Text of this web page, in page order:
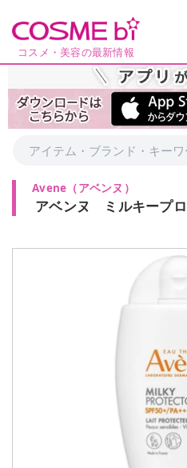
コスメ・美容の最新情報
Avene （アベンヌ ）
アベンヌ ミルキープ